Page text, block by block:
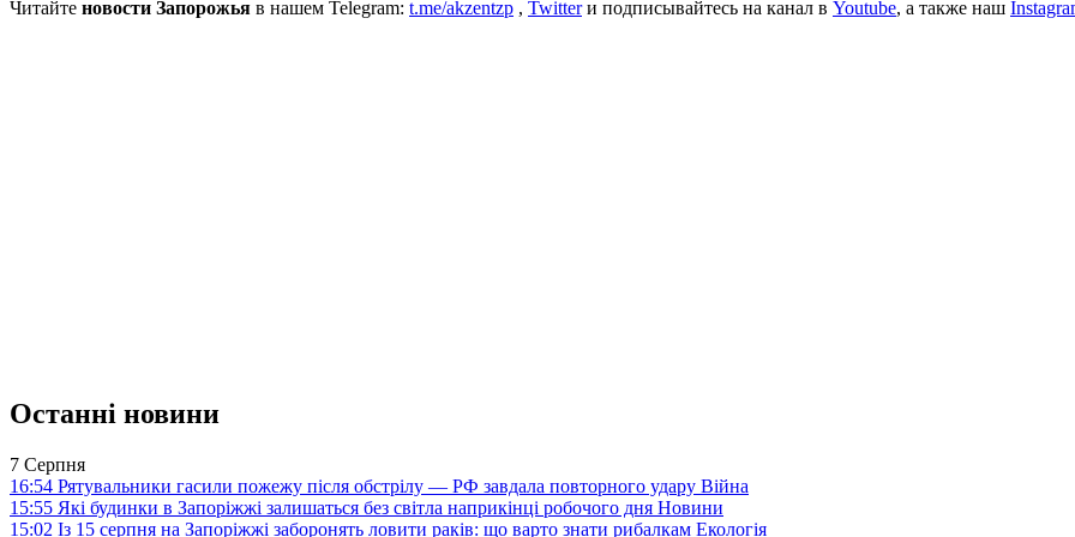
Читайте новости Запорожья в нашем Telegram: t.me/akzentzp , Twitterи подписывайтесь на канал в Youtube, а также наш
Останні новини
7 Серпня
16:54 Рятувальники гасили пожежу після обстрілу — РФ завдала повторного удару Війна
15:55 Які будинки в Запоріжжі залишаться без світла наприкінці робочого дня Новини
15:02 Із 15 серпня на Запоріжжі заборонять ловити раків: що варто знати рибалкам Екологія